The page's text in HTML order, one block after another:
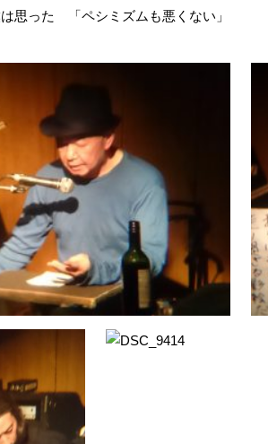
思った 「ペシミズムも悪くない」